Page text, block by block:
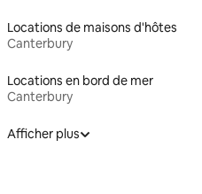
Locations de maisons d'hôtes
Canterbury
Locations en bord de mer
Canterbury
Afficher plus